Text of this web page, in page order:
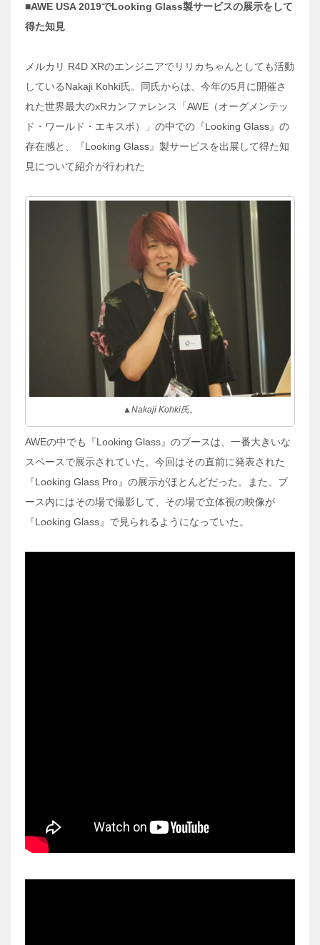
■AWE USA 2019でLooking Glass製サービスの展示をして
得た知見
メルカリ R4D XRのエンジニアでリリカちゃんとしても活動
しているNakaji Kohki氏。同氏からは、今年の5月に開催さ
れた世界最大のxRカンファレンス「AWE（オーグメンテッ
ド・ワールド・エキスポ）」の中での『Looking Glass』の
存在感と、『Looking Glass』製サービスを出展して得た知
見について紹介が行われた
▲Nakaji Kohki氏。
AWEの中でも『Looking Glass』のブースは、一番大きいな
スペースで展示されていた。今回はその直前に発表された
『Looking Glass Pro』の展示がほとんどだった。また、ブ
ース内にはその場で撮影して、その場で立体視の映像が
『Looking Glass』で見られるようになっていた。